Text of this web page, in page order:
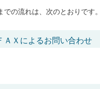
での流れは、次のとおりです
ＡＸによるお問い合わせ